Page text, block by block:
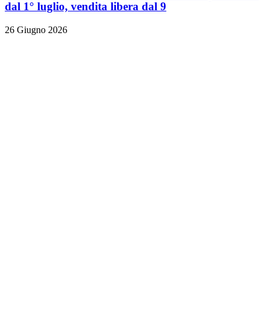
dal 1° luglio, vendita libera dal 9
26 Giugno 2026